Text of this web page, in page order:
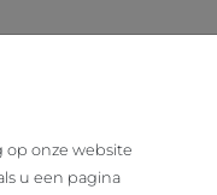
op onze website
u een pagina